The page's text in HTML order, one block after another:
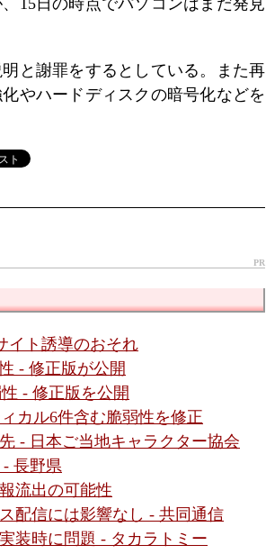
15日の時点でパソコンはまだ発見
と謝罪をするとしている。また再
やハードディスクの暗号化などを
PR
イト誘導のおそれ
- 修正版が公開
性 - 修正版を公開
カル6件含む脆弱性を修正
- 日本ご当地キャラクター協会
長野県
流出の可能性
配信には影響なし - 共同通信
装時に問題 - タカラトミー